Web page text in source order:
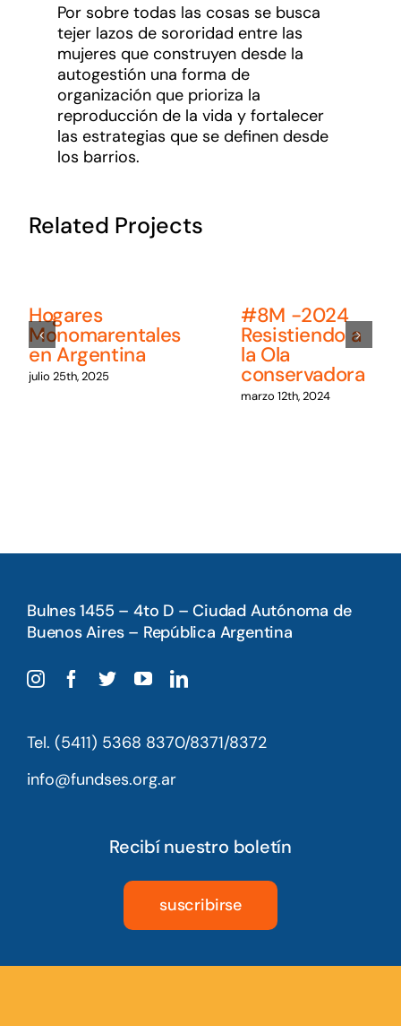
Por sobre todas las cosas se busca
tejer lazos de sororidad entre las
mujeres que construyen desde la
autogestión una forma de
organización que prioriza la
reproducción de la vida y fortalecer
las estrategias que se definen desde
los barrios.
Related Projects
Hogares
Monomarentales
en Argentina
julio 25th, 2025
#8M -2024
Resistiendo a
la Ola
conservadora
marzo 12th, 2024
Bulnes 1455 – 4to D – Ciudad Autónoma de
Buenos Aires – República Argentina
Tel. (5411) 5368 8370/8371/8372
info@fundses.org.ar
Recibí nuestro boletín
suscribirse